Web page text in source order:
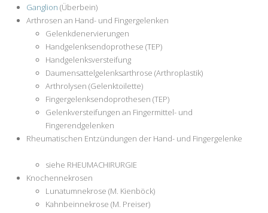
Ganglion (Überbein)
Arthrosen an Hand- und Fingergelenken
Gelenkdenervierungen
Handgelenksendoprothese (TEP)
Handgelenksversteifung
Daumensattelgelenksarthrose (Arthroplastik)
Arthrolysen (Gelenktoilette)
Fingergelenksendoprothesen (TEP)
Gelenkversteifungen an Fingermittel- und
Fingerendgelenken
Rheumatischen Entzündungen der Hand- und Fingergelenke
siehe RHEUMACHIRURGIE
Knochennekrosen
Lunatumnekrose (M. Kienböck)
Kahnbeinnekrose (M. Preiser)